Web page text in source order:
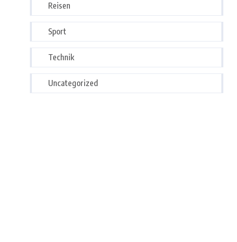
Reisen
Sport
Technik
Uncategorized